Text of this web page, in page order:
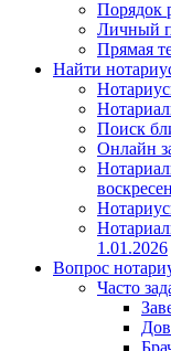
Порядок
Личный
Прямая
Найти
Поиск
Онлайн
1.01.2026
Вопрос
Часто